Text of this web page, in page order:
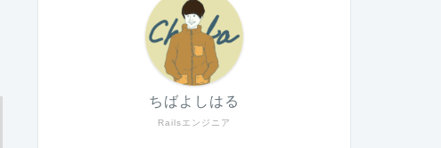
Railsエンジニア
ちばよしはる